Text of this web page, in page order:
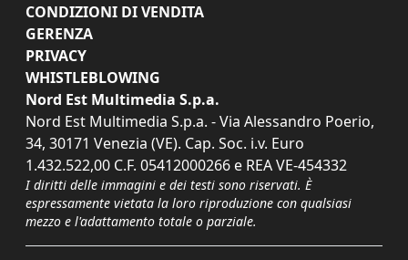
CONDIZIONI DI VENDITA
GERENZA
PRIVACY
WHISTLEBLOWING
Nord Est Multimedia S.p.a.
Nord Est Multimedia S.p.a. - Via Alessandro Poerio,
34, 30171 Venezia (VE). Cap. Soc. i.v. Euro
1.432.522,00 C.F. 05412000266 e REA VE-454332
I diritti delle immagini e dei testi sono riservati. È
espressamente vietata la loro riproduzione con qualsiasi
mezzo e l'adattamento totale o parziale.